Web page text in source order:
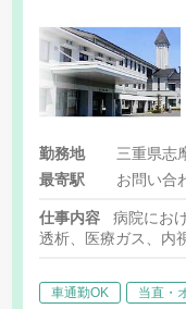
勤務地
三重県志
最寄駅
お問い合
仕事内容
病院にお
透析、医療ガス、内
車通勤OK 当直・